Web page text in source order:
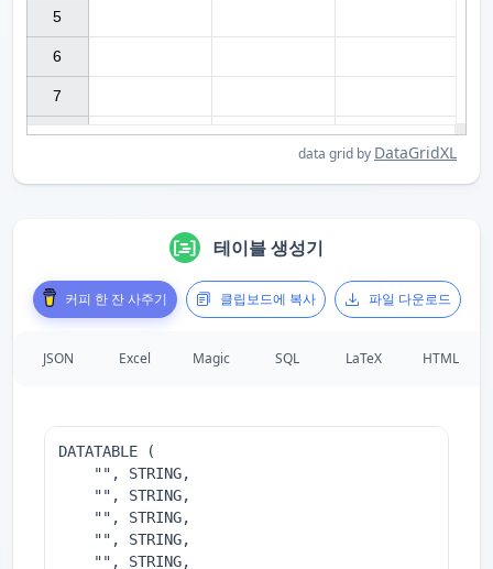
5
6
7
data grid by DataGridXL
테이블 생성기
커피 한 잔 사주기 클립보드에 복사 파일 다운로드
JSON Excel Magic SQL LaTeX HTML